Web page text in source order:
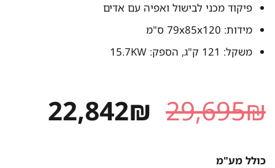
פיקוד מכני לבישול ואפיה עם אדים
מידות: 79x85x120 ס"מ
משקל: 121 ק"ג, הספק: 15.7KW
29,695₪ המחיר
המקורי
22,842₪
כולל מע"מ